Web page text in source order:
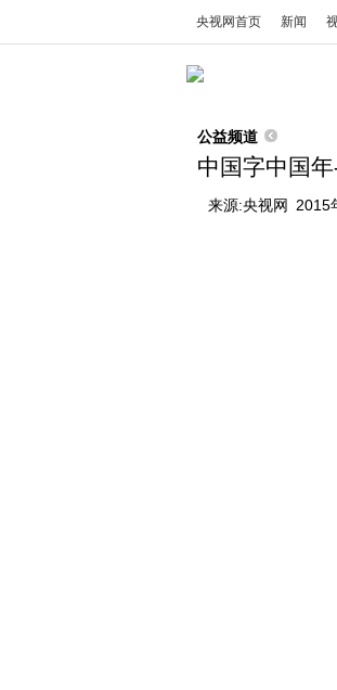
央视网首页 新闻
公益频道
中国字中国年
来源:央视网 2015